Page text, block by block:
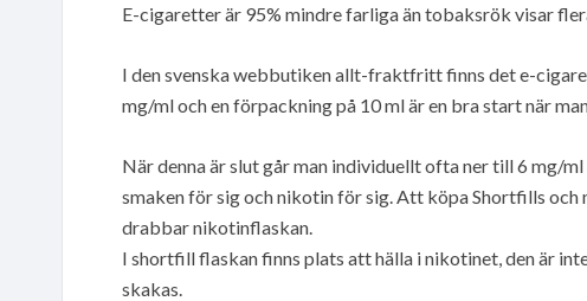
E-cigaretter är 95% mindre farliga än tobaksrök visar
I den svenska webbutiken allt-fraktfritt finns det e-
mg/ml och en förpackning på 10 ml är en bra start när
När denna är slut går man individuellt ofta ner till 6 mg/
smaken för sig och nikotin för sig. Att köpa Shortfills
drabbar nikotinflaskan.
I shortfill flaskan finns plats att hälla i nikotinet, den är
skakas.